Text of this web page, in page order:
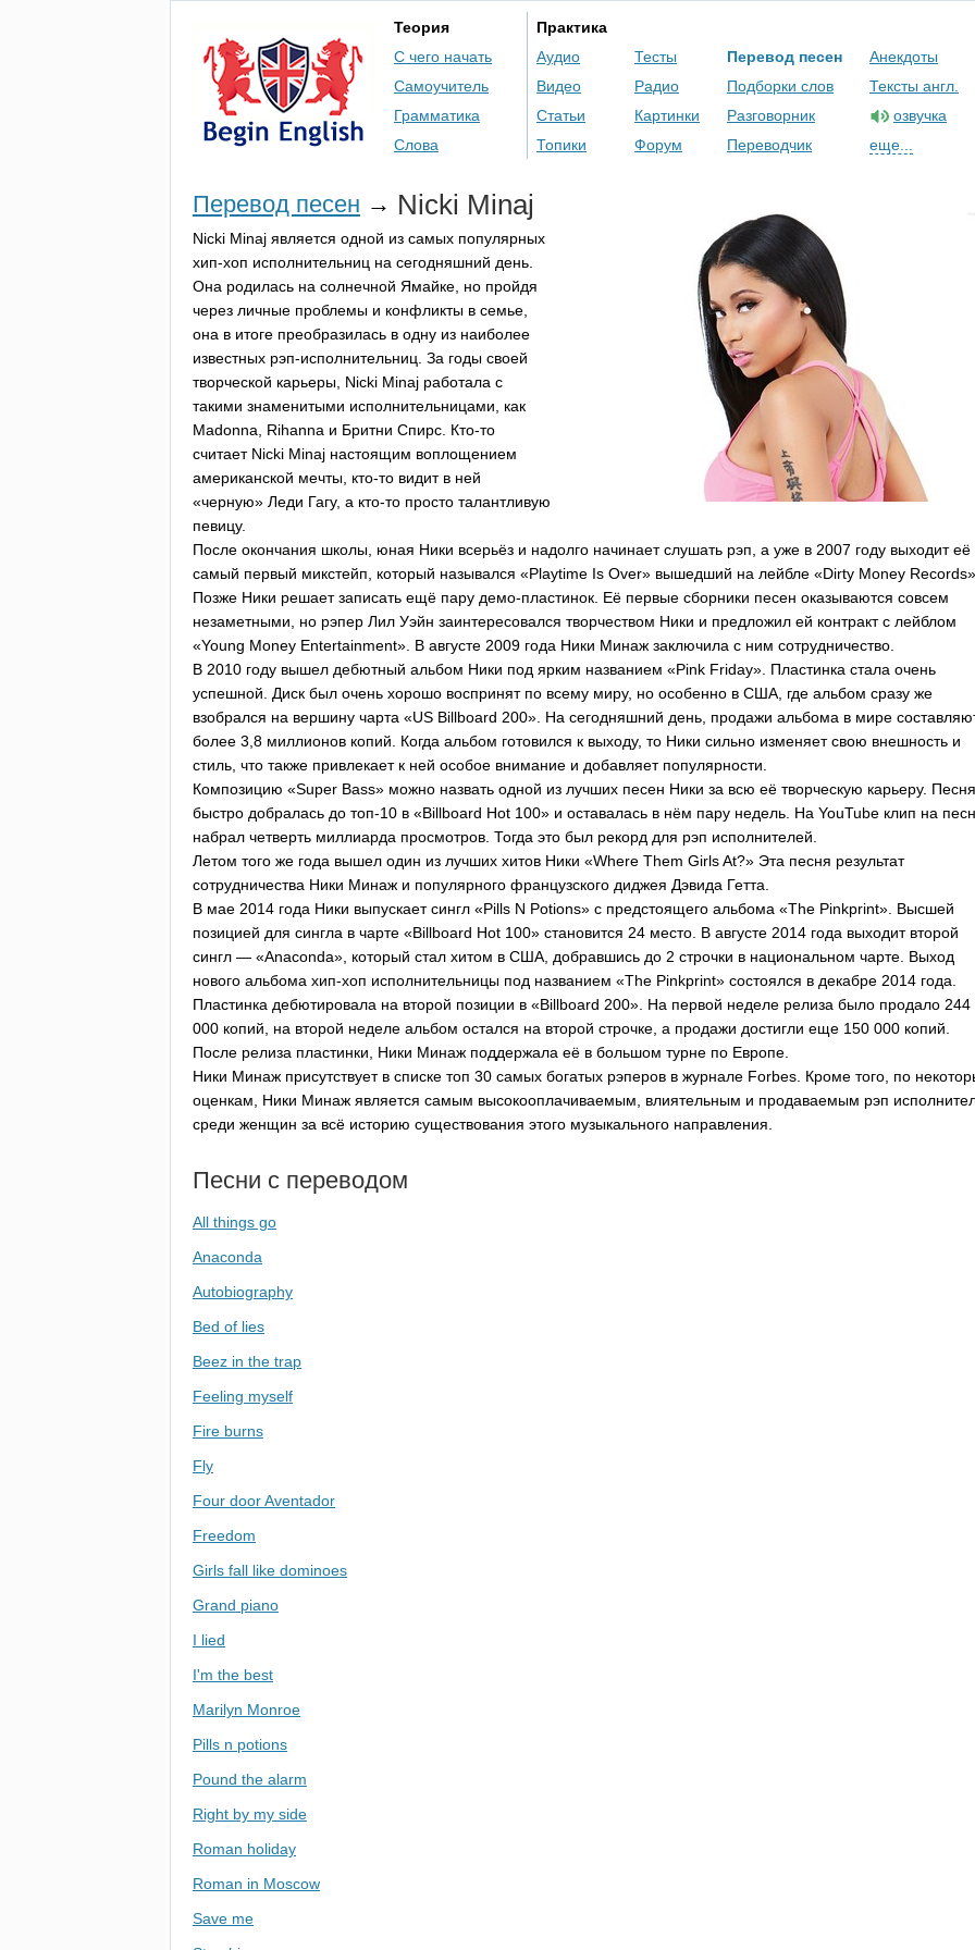
Теория
С чего начать
Самоучитель
Грамматика
Слова
Практика
Аудио
Видео
Статьи
Топики
Тесты
Радио
Картинки
Форум
Перевод песен
Подборки слов
Разговорник
Переводчик
Анекдоты
Тексты англ.
озвучка
еще...
Перевод песен → Nicki Minaj
Nicki Minaj является одной из самых популярных
хип-хоп исполнительниц на сегодняшний день.
Она родилась на солнечной Ямайке, но пройдя
через личные проблемы и конфликты в семье,
она в итоге преобразилась в одну из наиболее
известных рэп-исполнительниц. За годы своей
творческой карьеры, Nicki Minaj работала с
такими знаменитыми исполнительницами, как
Madonna, Rihanna и Бритни Спирс. Кто-то
считает Nicki Minaj настоящим воплощением
американской мечты, кто-то видит в ней
«черную» Леди Гагу, а кто-то просто талантливую
певицу.
После окончания школы, юная Ники всерьёз и надолго начинает слушать рэп, а уже в 2007 году выходит её
самый первый микстейп, который назывался «Playtime Is Over» вышедший на лейбле «Dirty Money Records
Позже Ники решает записать ещё пару демо-пластинок. Её первые сборники песен оказываются совсем
незаметными, но рэпер Лил Уэйн заинтересовался творчеством Ники и предложил ей контракт с лейблом
«Young Money Entertainment». В августе 2009 года Ники Минаж заключила с ним сотрудничество.
В 2010 году вышел дебютный альбом Ники под ярким названием «Pink Friday». Пластинка стала очень
успешной. Диск был очень хорошо воспринят по всему миру, но особенно в США, где альбом сразу же
взобрался на вершину чарта «US Billboard 200». На сегодняшний день, продажи альбома в мире
более 3,8 миллионов копий. Когда альбом готовился к выходу, то Ники сильно изменяет свою внешность и
стиль, что также привлекает к ней особое внимание и добавляет популярности.
Композицию «Super Bass» можно назвать одной из лучших песен Ники за всю её творческую карьеру. Песня
быстро добралась до топ-10 в «Billboard Hot 100» и оставалась в нём пару недель. На YouTube клип на
набрал четверть миллиарда просмотров. Тогда это был рекорд для рэп исполнителей.
Летом того же года вышел один из лучших хитов Ники «Where Them GirlsAt?» Эта песня результат
сотрудничества Ники Минаж и популярного французского диджея Дэвида Гетта.
В мае 2014 года Ники выпускает сингл «Pills N Potions» с предстоящего альбома «The Pinkprint». Высшей
позицией для сингла в чарте «Billboard Hot 100» становится 24 место. В августе 2014 года выходит второй
сингл — «Anaconda», который стал хитом в США, добравшись до 2 строчки в национальном чарте. Выход
нового альбома хип-хоп исполнительницы под названием «The Pinkprint» состоялся в декабре 2014 года.
Пластинка дебютировала на второй позиции в «Billboard 200». На первой неделе релиза было продало 244
000 копий, на второй неделе альбом остался на второй строчке, а продажи достигли еще 150 000 копий.
После релиза пластинки, Ники Минаж поддержала её в большом турне по Европе.
Ники Минаж присутствует в списке топ 30 самых богатых рэперов в журнале Forbes. Кроме того, по
оценкам, Ники Минаж является самым высокооплачиваемым, влиятельным и продаваемым рэп
среди женщин за всё историю существования этого музыкального направления.
Песни с переводом
All things go
Anaconda
Autobiography
Bed of lies
Beez in the trap
Feeling myself
Fire burns
Fly
Four door Aventador
Freedom
Girls fall like dominoes
Grand piano
I lied
I'm the best
Marilyn Monroe
Pills n potions
Pound the alarm
Right by my side
Roman holiday
Roman in Moscow
Save me